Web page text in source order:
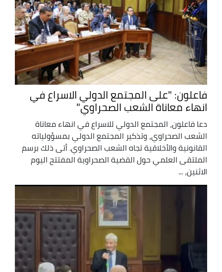
فاعلون: "على المجتمع الدولي الاسراع في
انهاء معاناة الشعب الصحراوي"
دعا فاعلون، المجتمع الدولي للاسراع في انهاء معاناة
الشعب الصحراوي، وتذكير المجتمع الدولي بمسؤولياته
القانونية والأخلاقية تجاه الشعب الصحراوي. أتى ذلك برسم
الملتقى العلمي حول القضية الصحراوية المفتتح اليوم
الاثنين، ...